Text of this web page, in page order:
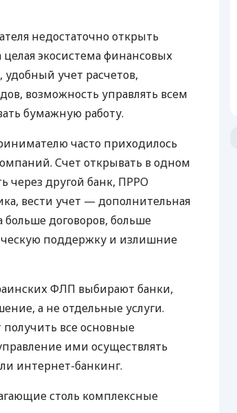
недостаточно открыть
экосистема финансовых
учет расчетов,
возможность управлять всем
бумажную работу.
часто приходилось
Счет открывать в одном
через другой банк, ПРРО
вести учет — дополнительная
больше договоров, больше
поддержку и излишние
ФЛП выбирают банки,
а не отдельные услуги.
все основные
ими осуществлять
интернет-банкинг.
столь комплексные